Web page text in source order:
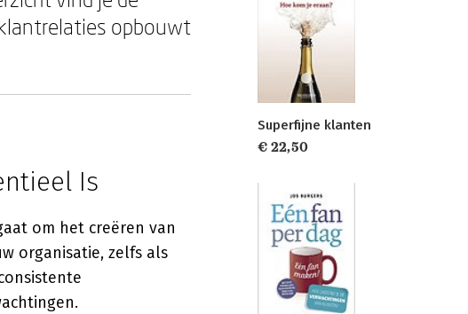
opbouwt
Is
om het creëren van
organisatie, zelfs als
Superfijne klanten
€ 22,50